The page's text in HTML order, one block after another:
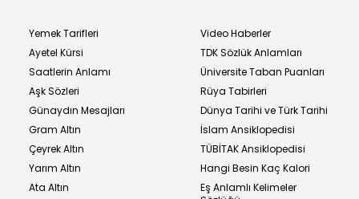
Yemek Tarifleri
Ayetel Kürsi
Saatlerin Anlamı
Aşk Sözleri
Günaydın Mesajları
Gram Altın
Çeyrek Altın
Yarım Altın
Ata Altın
Video Haberler
TDK Sözlük Anlamları
Üniversite Taban Puanları
Rüya Tabirleri
Dünya Tarihi ve Türk Tarihi
İslam Ansiklopedisi
TÜBİTAK Ansiklopedisi
Hangi Besin Kaç Kalori
Eş Anlamlı Kelimeler